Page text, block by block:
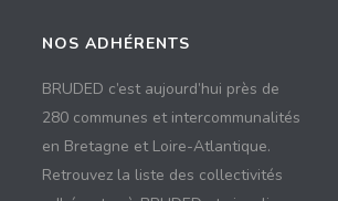
NOS ADHÉRENTS
BRUDED c’est aujourd’hui près de
280 communes et intercommunalités
en Bretagne et Loire-Atlantique.
Retrouvez la liste des collectivités